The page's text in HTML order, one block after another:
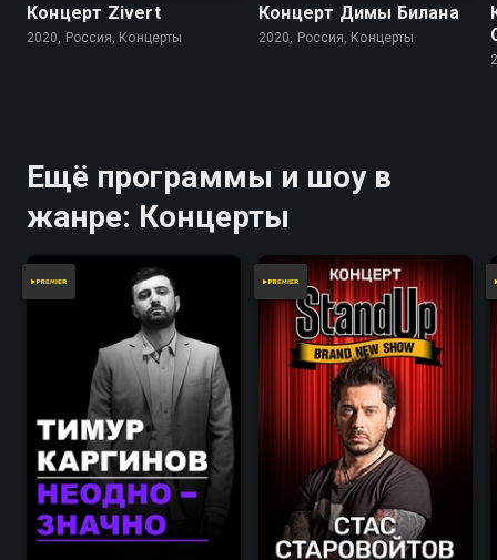
Концерт Zivert
2020, Россия, Концерты
Концерт Димы Билана
2020, Россия, Концерты
Ещё программы и шоу в
жанре: Концерты